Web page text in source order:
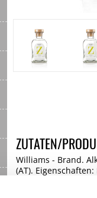
ZUTATEN/
Williams - Brand.
(AT).
Verantwortlicher